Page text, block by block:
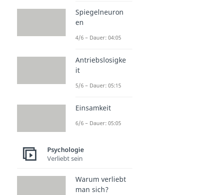
Spiegelneuron
en
4/6 – Dauer: 04:05
Antriebslosigke
it
5/6 – Dauer: 05:15
Einsamkeit
6/6 – Dauer: 05:05
Psychologie
Verliebt sein
Warum verliebt
man sich?